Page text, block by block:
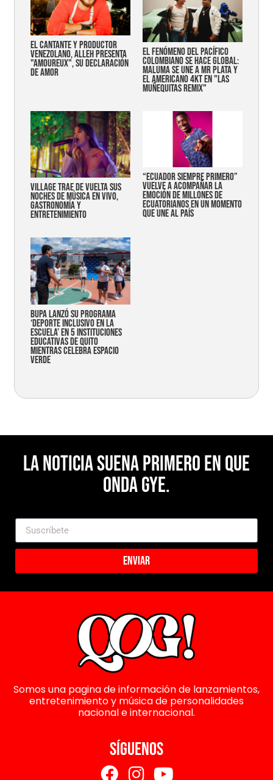
EL CANTANTE Y PRODUCTOR
VENEZOLANO, ALLEH PRESENTA
"AMOUREUX", SU DECLARACIÓN
DE AMOR
EL FENÓMENO DEL PACÍFICO
COLOMBIANO SE HACE GLOBAL:
MALUMA SE UNE A MR PLATA Y
EL AMERICANO 4KT EN "LAS
MUÑEQUITAS REMIX"
Village trae de vuelta sus
noches de música en vivo,
gastronomía y
entretenimiento
“Ecuador siempre primero”
vuelve a acompañar la
emoción de millones de
ecuatorianos en un momento
que une al país
Bupa lanzó su programa
‘Deporte Inclusivo en la
Escuela’ en 5 instituciones
educativas de Quito
mientras celebra espacio
verde
La noticia suena primero en Que
Onda Gye.
Enviar
Somos una pagina de información de lanzamientos,
entretenimiento y música de personalidades
nacional e internacional.
SÍGUENOS